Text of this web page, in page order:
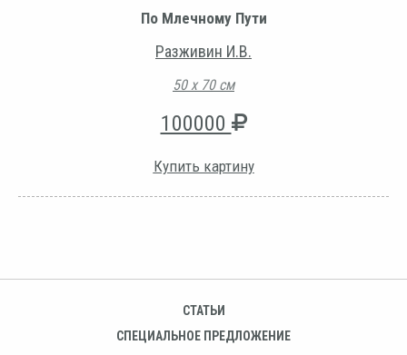
По Млечному Пути
Разживин И.В.
50 х 70 см
100000
Купить картину
СТАТЬИ
СПЕЦИАЛЬНОЕ ПРЕДЛОЖЕНИЕ